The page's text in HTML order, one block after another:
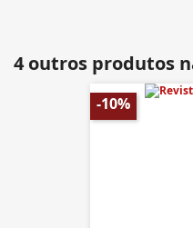
4 outros produtos
-10%